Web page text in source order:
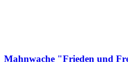
Mahnwache "Frieden und